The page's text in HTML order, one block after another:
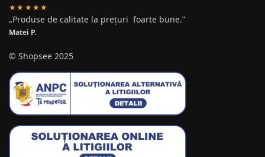
★★★★★
„Produse de calitate la prețuri foarte bune.”
Matei P.
© Shopsee 2025